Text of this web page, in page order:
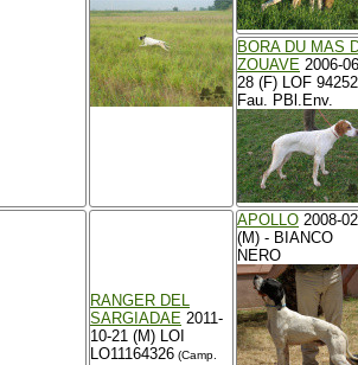
BORA DU MAS
ZOUAVE 2006-
28 (F) LOF
Fau. PBl.Env.
RANGER DEL
SARGIADAE 2011-
10-21 (M) LOI
LO11164326 (Camp.
APOLLO 2008-
(M) - BIANCO
NERO